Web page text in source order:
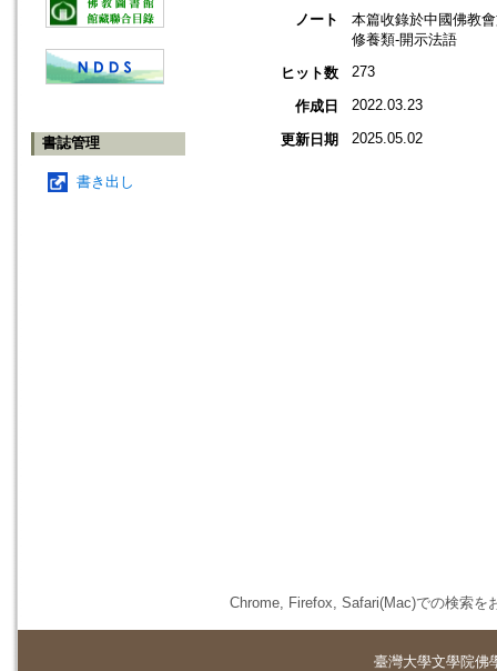
書誌管理
書き出し
ノート
本篇收錄於中國佛教
修養類-開示法語
ヒット数
273
作成日 2022.03.23
更新日期 2025.05.02
Chrome, Firefox, Safari(Mac)での検索を
臺灣大學文學院佛